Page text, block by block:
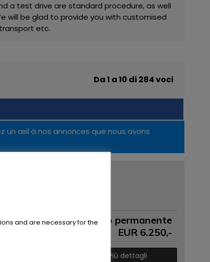
a test drive are standard procedure, as well
will be glad to provide you with customised
etc.
Da 1 a 10 di 284 voci
un œil à nos annonces que nous avons
Annuncio permanente
EUR 6.250,-
Più dettagli
and are necessary for the